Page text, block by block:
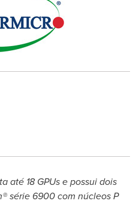
até 18 GPUs e possui dois
série 6900 com núcleos P